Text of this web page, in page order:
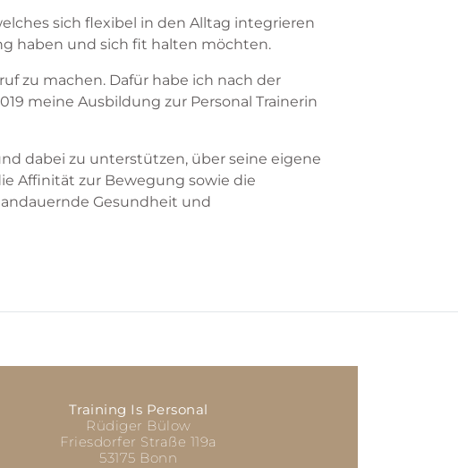
sich flexibel in den Alltag integrieren
haben und sich fit halten möchten.
zu machen. Dafür habe ich nach der
meine Ausbildung zur Personal Trainerin
dabei zu unterstützen, über seine eigene
Affinität zur Bewegung sowie die
Gesundheit und
Training Is Personal
Rüdiger Bülow
Friesdorfer Straße 119a
53175 Bonn